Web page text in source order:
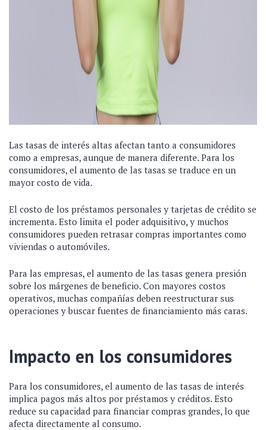
Las tasas de interés altas afectan tanto a consumidores
como a empresas, aunque de manera diferente. Para los
consumidores, el aumento de las tasas se traduce en un
mayor costo de vida.
El costo de los préstamos personales y tarjetas de crédito se
incrementa. Esto limita el poder adquisitivo, y muchos
consumidores pueden retrasar compras importantes como
viviendas o automóviles.
Para las empresas, el aumento de las tasas genera presión
sobre los márgenes de beneficio. Con mayores costos
operativos, muchas compañías deben reestructurar sus
operaciones y buscar fuentes de financiamiento más caras.
Impacto en los consumidores
Para los consumidores, el aumento de las tasas de interés
implica pagos más altos por préstamos y créditos. Esto
reduce su capacidad para financiar compras grandes, lo que
afecta directamente al consumo.